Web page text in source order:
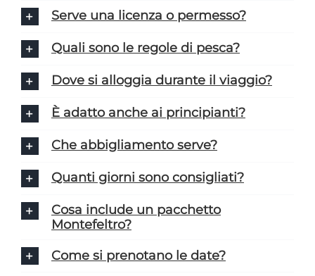
Serve una licenza o permesso?
Quali sono le regole di pesca?
Dove si alloggia durante il viaggio?
È adatto anche ai principianti?
Che abbigliamento serve?
Quanti giorni sono consigliati?
Cosa include un pacchetto
Montefeltro?
Come si prenotano le date?